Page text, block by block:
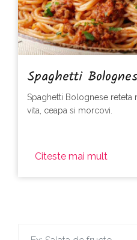
Spaghetti
Spaghetti Bolognese reteta
vita, ceapa si morcovi.
Citeste mai mult